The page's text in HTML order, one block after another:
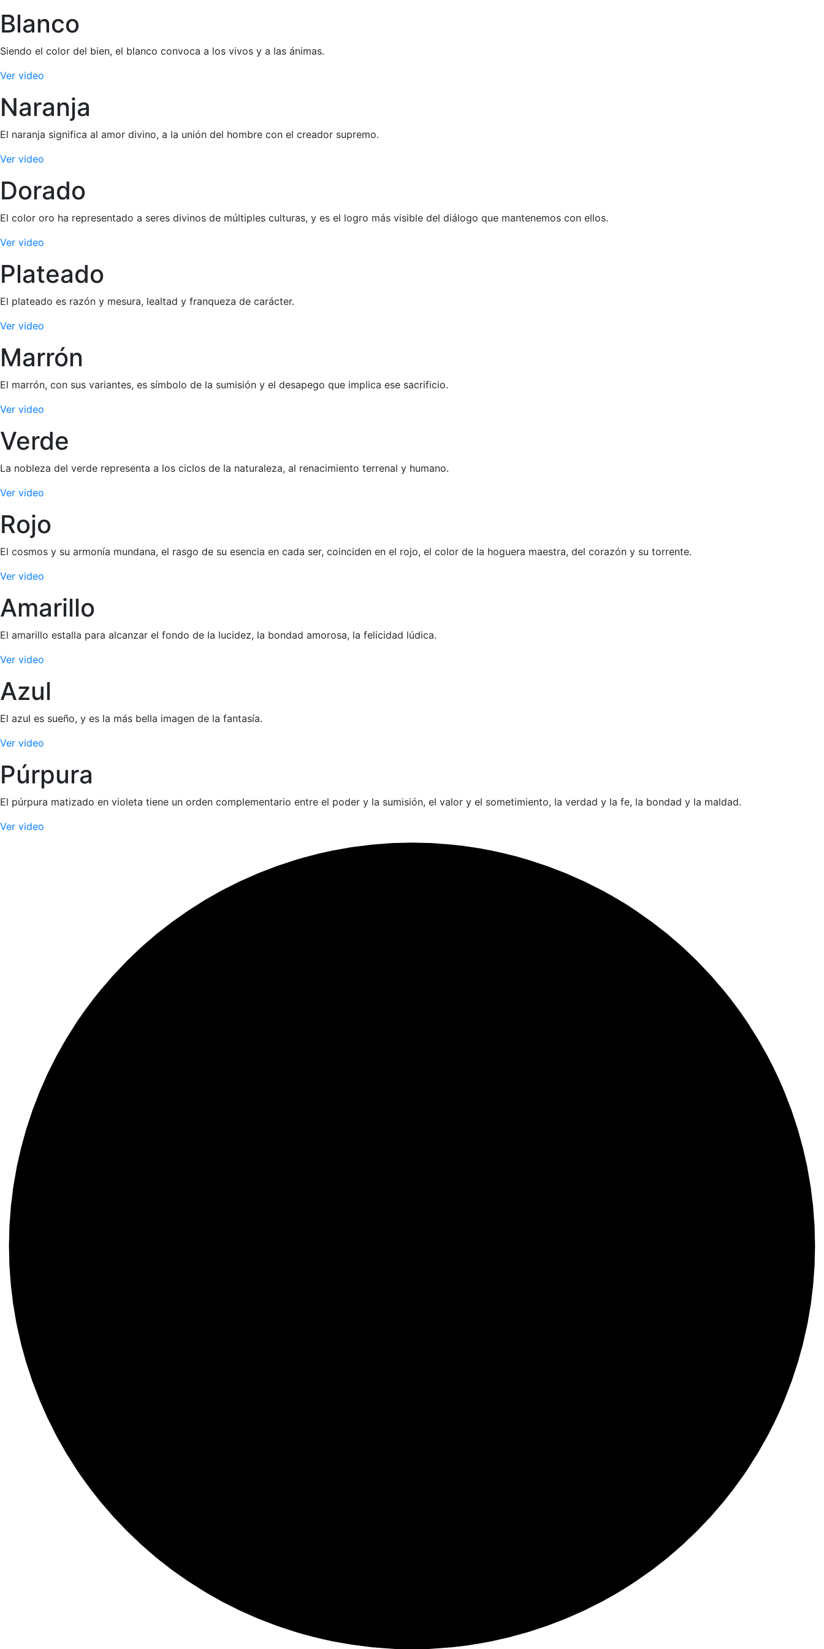
Blanco
Siendo el color del bien, el blanco convoca a los vivos y a las ánimas.
Ver video
Naranja
El naranja significa al amor divino, a la unión del hombre con el creador supremo.
Ver video
Dorado
El color oro ha representado a seres divinos de múltiples culturas, y es el logro más visible del diálogo que mantenemos con ellos.
Ver video
Plateado
El plateado es razón y mesura, lealtad y franqueza de carácter.
Ver video
Marrón
El marrón, con sus variantes, es símbolo de la sumisión y el desapego que implica ese sacrificio.
Ver video
Verde
La nobleza del verde representa a los ciclos de la naturaleza, al renacimiento terrenal y humano.
Ver video
Rojo
El cosmos y su armonía mundana, el rasgo de su esencia en cada ser, coinciden en el rojo, el color de la hoguera maestra, del corazón y su torrente.
Ver video
Amarillo
El amarillo estalla para alcanzar el fondo de la lucidez, la bondad amorosa, la felicidad lúdica.
Ver video
Azul
El azul es sueño, y es la más bella imagen de la fantasía.
Ver video
Púrpura
El púrpura matizado en violeta tiene un orden complementario entre el poder y la sumisión, el valor y el sometimiento, la verdad y la fe, la bondad y la maldad.
Ver video